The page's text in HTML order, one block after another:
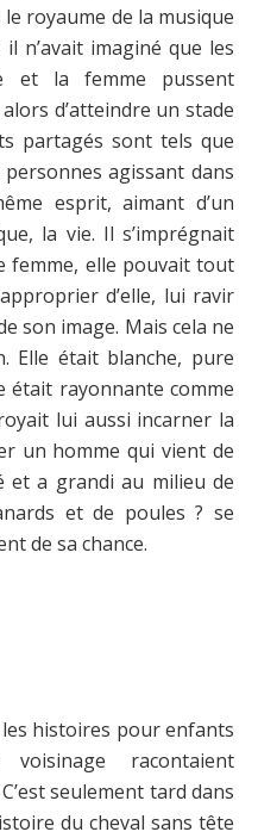
royaume de la musique
n’avait imaginé que les
et la femme pussent
d’atteindre un stade
partagés sont tels que
agissant dans
esprit, aimant d’un
la vie. Il s’imprégnait
femme, elle pouvait tout
d’elle, lui ravir
son image. Mais cela ne
Elle était blanche, pure
était rayonnante comme
lui aussi incarner la
un homme qui vient de
et a grandi au milieu de
et de poules ? se
de sa chance.
histoires pour enfants
racontaient
seulement tard dans
du cheval sans tête